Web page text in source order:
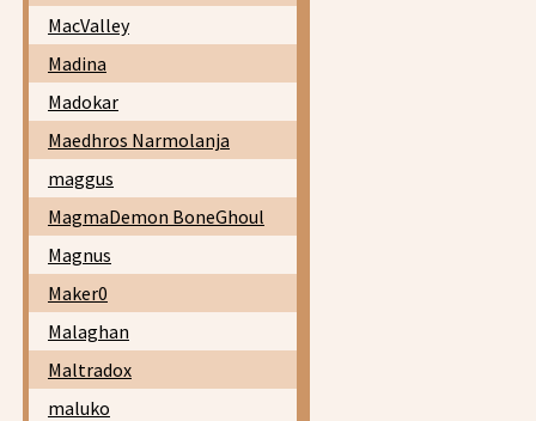
MacValley
Madina
Madokar
Maedhros Narmolanja
maggus
MagmaDemon BoneGhoul
Magnus
Maker0
Malaghan
Maltradox
maluko